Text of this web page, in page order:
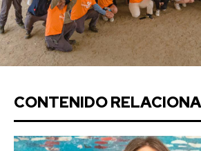
CONTENIDO